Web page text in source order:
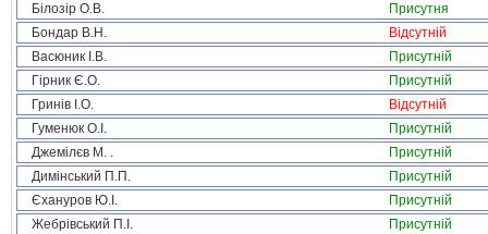
Білозір О.В.
Присутня
Бондар В.Н.
Відсутній
Васюник І.В.
Присутній
Гірник Є.О.
Присутній
Гринів І.О.
Відсутній
Гуменюк О.І.
Присутній
Джемілєв М. .
Присутній
Димінський П.П.
Присутній
Єхануров Ю.І.
Присутній
Жебрівський П.І.
Присутній